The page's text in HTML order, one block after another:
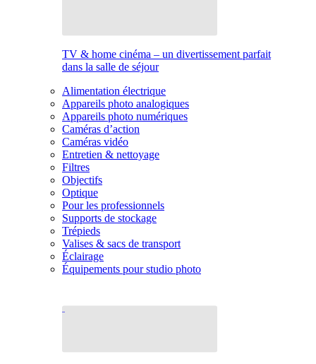
TV & home cinéma – un divertissement parfait
dans la salle de séjour
Alimentation électrique
Appareils photo analogiques
Appareils photo numériques
Caméras d’action
Caméras vidéo
Entretien & nettoyage
Filtres
Objectifs
Optique
Pour les professionnels
Supports de stockage
Trépieds
Valises & sacs de transport
Éclairage
Équipements pour studio photo